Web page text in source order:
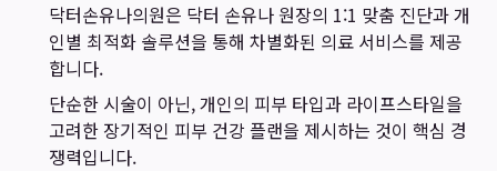
닥터손유나의원은 닥터 손유나 원장의 1:1 맞춤 진단과 개
인별 최적화 솔루션을 통해 차별화된 의료 서비스를 제공
합니다.
단순한 시술이 아닌, 개인의 피부 타입과 라이프스타일을
고려한 장기적인 피부 건강 플랜을 제시하는 것이 핵심 경
쟁력입니다.